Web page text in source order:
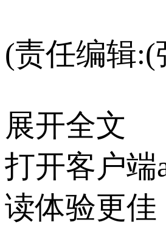
(责任编辑:(
展开全文
打开客户端
读体验更佳